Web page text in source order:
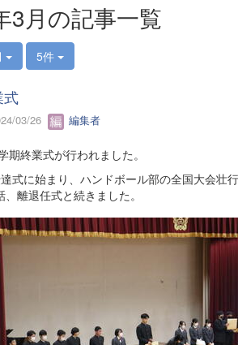
3月の記事一覧
5件
03/26 編集者
期終業式が行われました。
式に始まり、ハンドボール部の全国大会壮
離退任式と続きました。